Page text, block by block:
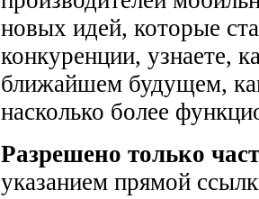
новых идей, которые
конкуренции, узнаете,
ближайшем будущем,
насколько более
Разрешено только
указанием прямой